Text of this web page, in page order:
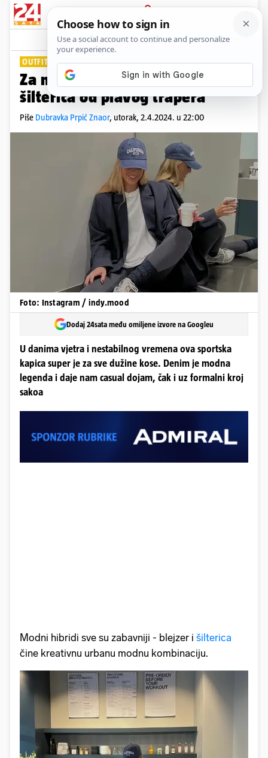
PRIJAVA
Lifestyle Komentari
OUTFIT DANA
Za nemirnu kosu odlična je ova
šilterica od plavog trapera
Piše Dubravka Prpić Znaor, utorak, 2.4.2024. u 22:00
Foto: Instagram / indy.mood
Dodaj 24sata među omiljene izvore na Googleu
U danima vjetra i nestabilnog vremena ova sportska
kapica super je za sve dužine kose. Denim je modna
legenda i daje nam casual dojam, čak i uz formalni kroj
sakoa
Modni hibridi sve su zabavniji - blejzer i šilterica
čine kreativnu urbanu modnu kombinaciju.